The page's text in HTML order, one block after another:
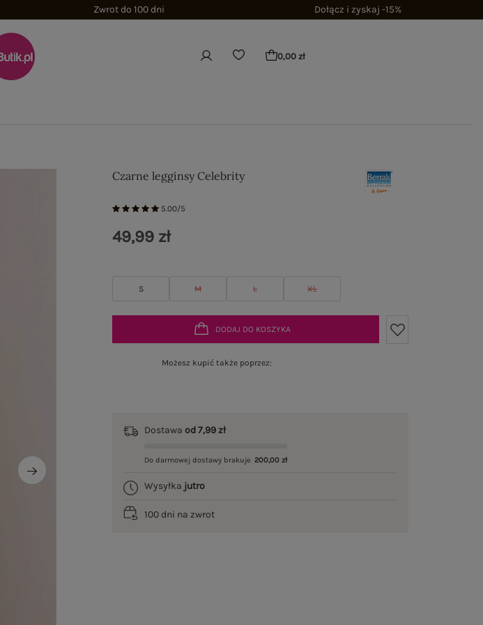
Zwrot do 100 dni Dołącz i zyskaj -15%
0,00 zł
Czarne legginsy Celebrity
5.00/5
S M L XL
49,99 zł
DODAJ DO KOSZYKA
Możesz kupić także poprzez:
Dostawaod 7,99 zł
Do darmowej dostawy brakuje 200,00 zł
Wysyłka jutro
100 dni na zwrot